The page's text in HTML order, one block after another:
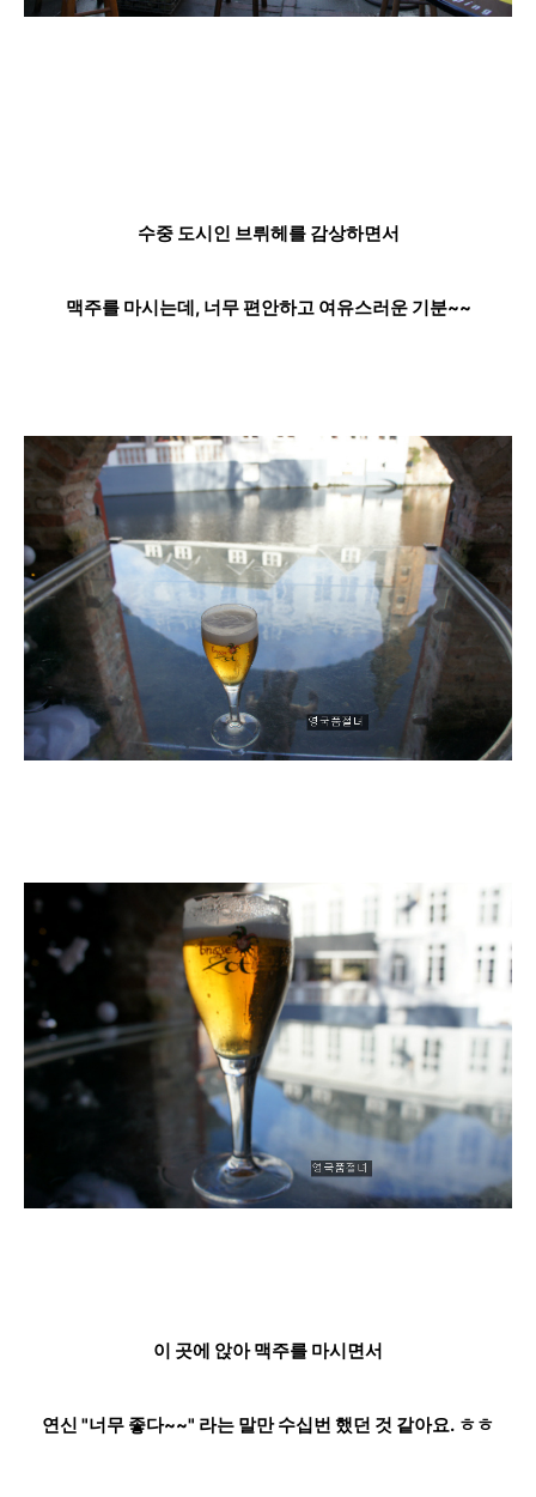
수중 도시인 브뤼헤를 감상하면서
맥주를 마시는데, 너무 편안하고 여유스러운 기분~~
이 곳에 앉아 맥주를 마시면서
연신 "너무 좋다~~" 라는 말만 수십번 했던 것 같아요. ㅎㅎ